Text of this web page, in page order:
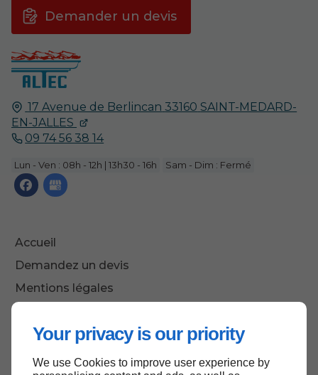
Your privacy is our priority
We use Cookies to improve user experience by
17 Avenue de Berlincan 33160 SAINT-MEDARD-
EN-JALLES
09 74 56 38 14
Lun - Ven : 08h - 12h | 13h30 - 16h Sam - Dim : Fermé
Accueil
Demandez un devis
Mentions légales
Demander un devis